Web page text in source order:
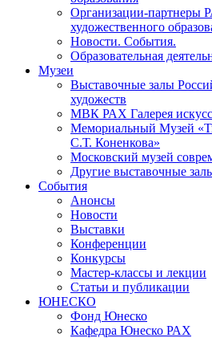
Организации-партнеры
художественного
Новости. События.
Образовательная
Музеи
Выставочные залы
художеств
МВК РАХ Галерея
Мемориальный Музей
С.Т. Коненкова»
Московский музей
Другие выставочные
События
Анонсы
Новости
Выставки
Конференции
Конкурсы
Мастер-классы и лекции
Статьи и публикации
ЮНЕСКО
Фонд Юнеско
Кафедра Юнеско РАХ